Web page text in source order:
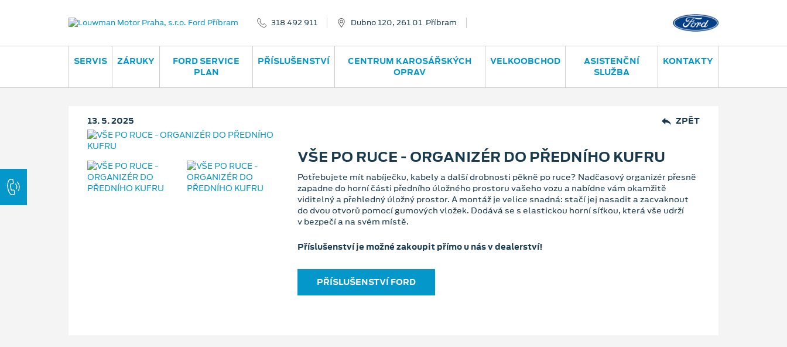
318 492 911 Dubno 120, 261 01 Příbram
SERVIS ZÁRUKY
FORD SERVICE
PLAN
PŘÍSLUŠENSTVÍ
CENTRUM KAROSÁŘSKÝCH
OPRAV
VELKOOBCHOD
ASISTENČNÍ
SLUŽBA
KONTAKTY
13. 5. 2025 ZPĚT
VŠE PO RUCE - ORGANIZÉR DO PŘEDNÍHO KUFRU
Potřebujete mít nabíječku, kabely a další drobnosti pěkně po ruce? Nadčasový organizér přesně
zapadne do horní části předního úložného prostoru vašeho vozu a nabídne vám okamžitě
viditelný a přehledný úložný prostor. A montáž je velice snadná: stačí jej nasadit a zacvaknout
do dvou otvorů pomocí gumových vložek. Dodává se s elastickou horní síťkou, která vše udrží
v bezpečí a na svém místě.
Příslušenství je možné zakoupit přímo u nás v dealerství!
PŘÍSLUŠENSTVÍ FORD